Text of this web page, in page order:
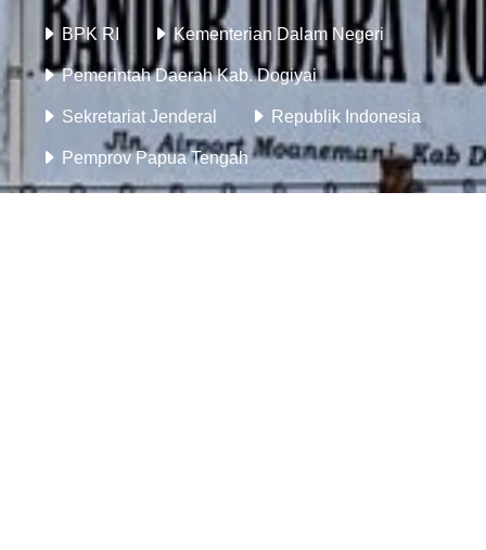
BPK RI Kementerian Dalam Negeri
Pemerintah Daerah Kab. Dogiyai
Sekretariat Jenderal Republik Indonesia
Pemprov Papua Tengah
Informasi Terkini